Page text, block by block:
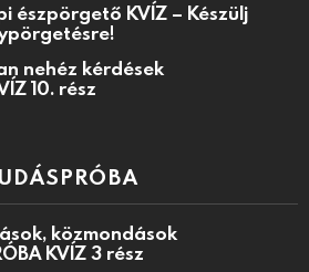
észpörgető KVÍZ – Készülj
nehéz kérdések
10. rész
közmondások
KVÍZ 3 rész